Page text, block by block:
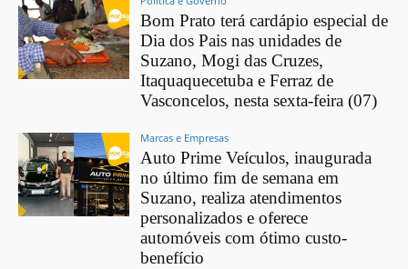
Bom Prato terá cardápio especial de
Dia dos Pais nas unidades de
Suzano, Mogi das Cruzes,
Itaquaquecetuba e Ferraz de
Vasconcelos, nesta sexta-feira (07)
Marcas e Empresas
Auto Prime Veículos, inaugurada
no último fim de semana em
Suzano, realiza atendimentos
personalizados e oferece
automóveis com ótimo custo-
benefício